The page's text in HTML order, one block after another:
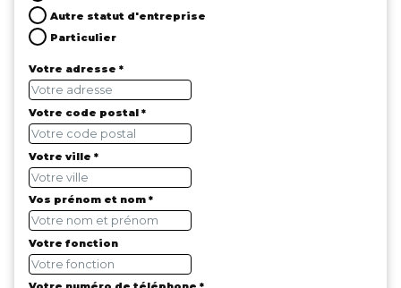
Autre statut d'entreprise
Particulier
Votre adresse *
Votre code postal *
Votre ville *
Vos prénom et nom *
Votre fonction